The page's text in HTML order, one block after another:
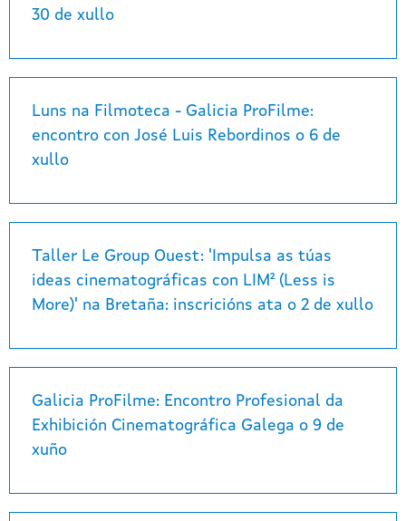
30 de xullo
Luns na Filmoteca - Galicia ProFilme:
encontro con José Luis Rebordinos o 6 de
xullo
Taller Le Group Ouest: 'Impulsa as túas
ideas cinematográficas con LIM² (Less is
More)' na Bretaña: inscricións ata o 2 de xullo
Galicia ProFilme: Encontro Profesional da
Exhibición Cinematográfica Galega o 9 de
xuño